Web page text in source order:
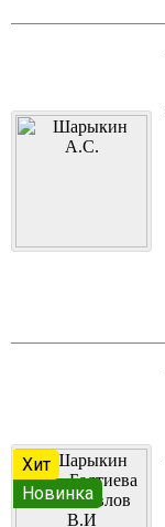
Новинка
Хит